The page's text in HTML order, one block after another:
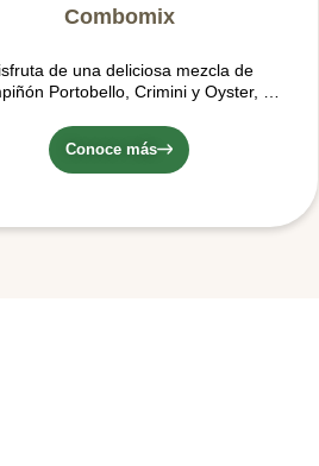
Combomix
de una deliciosa mezcla de
Portobello, Crimini y Oyster, en
para una o dos personas.
Conoce más